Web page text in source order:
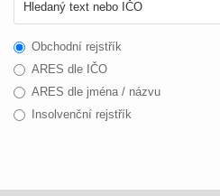
Obchodní rejstřík
ARES dle IČO
ARES dle jména / názvu
Insolvenční rejstřík